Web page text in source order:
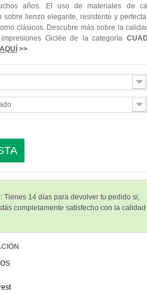
años. El uso de materiales de
lienzo elegante, resistente y
clásicos. Descubre más sobre la
Giclée de la categoría
>>
: Tienes 14 días para devolver tu pedido si,
completamente satisfecho con la calidad